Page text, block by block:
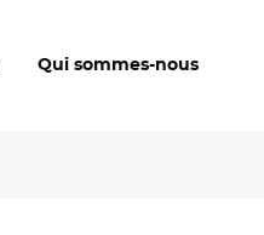
Qui sommes-nous